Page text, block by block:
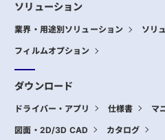
ソリューション
業界・用途別ソリューション ソリ
フィルムオプション
ダウンロード
ドライバー・アプリ 仕様書 マ
図面・2D/3D CAD カタログ